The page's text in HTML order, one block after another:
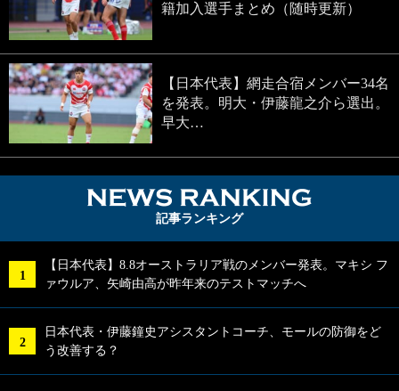
籍加入選手まとめ（随時更新）
【日本代表】網走合宿メンバー34名
を発表。明大・伊藤龍之介ら選出。
早大…
記事ランキング
【日本代表】8.8オーストラリア戦のメンバー発表。マキシ フ
ァウルア、矢崎由高が昨年来のテストマッチへ
日本代表・伊藤鐘史アシスタントコーチ、モールの防御をど
う改善する？